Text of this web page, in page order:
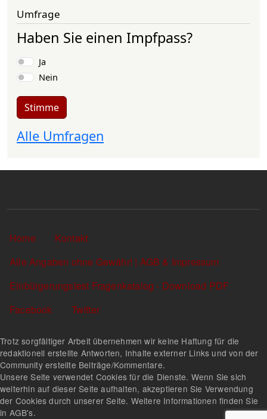
Umfrage
Haben Sie einen Impfpass?
Auswahlmöglichkeiten
Ja
Nein
Stimme
Alle Umfragen
Sekundärlinks
Home
Kontakt
Alle Angaben ohne Gewähr! | AGB & Impressum
Einbürgerungstest Fragenkatalog - Download PDF
Facebook
Twitter
Trotz sorgfältiger Arbeit übernehmen wir keine Haftung für die
redaktionell erstellte Antworten, Inhalte externer Links und von der
Community erstellte Beiträge/Kommentare.
Unsere Seite verwendet Cookies für die Dienste. Wenn Sie sich
weiterhin auf dieser Seite aufhalten, akzeptieren Sie Verwendung
der Cookies durch unserer Seite. Weitere Informationen finden Sie
in AGB's.